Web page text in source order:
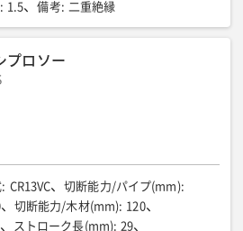
: 1.5 備考: 二重絶縁
プロソー
: CR13VC 切断能力/パイプ(mm):
切断能力/木材(mm): 120
ストローク長(mm): 29